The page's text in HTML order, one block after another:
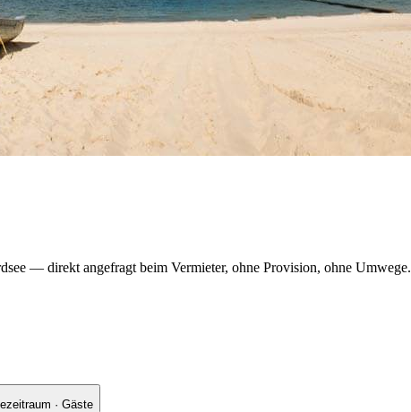
— direkt angefragt beim Vermieter, ohne Provision, ohne Umwege.
· Gäste